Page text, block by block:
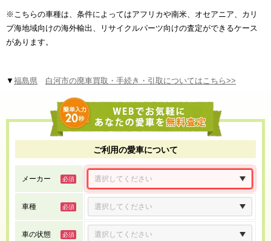
※こちらの車種は、条件によってはアフリカや南米、オセアニア、カリ
ブ海地域向けの海外輸出、リサイクルパーツ向けの査定ができるケース
があります。
▼ 福島県 白河市の廃車買取・手続き・引取についてはこちら>>
ご利用の愛車について
メーカー
車種
車の状態